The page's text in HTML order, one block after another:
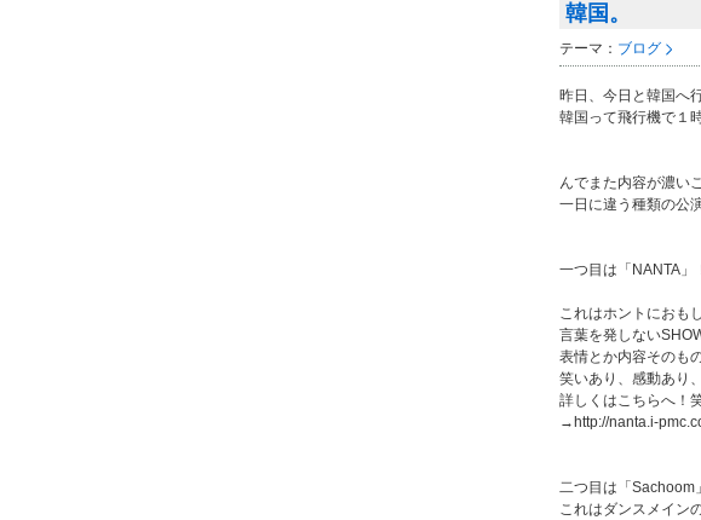
韓国。
テーマ： ブログ
昨日、今日と韓国へ
韓国って飛行機で１
んでまた内容が濃い
一日に違う種類の公
一つ目は「NANTA」
これはホントにおも
言葉を発しない
表情とか内容そのも
笑いあり、感動あり
詳しくはこちらへ！
→http://nanta.i-
二つ目は「Sachoom
これはダンスメイン